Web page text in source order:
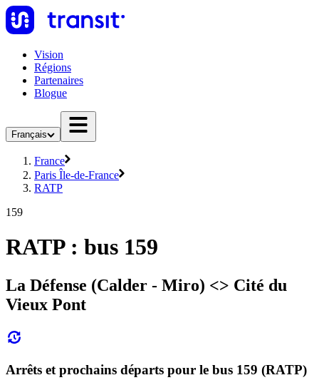
Vision
Régions
Partenaires
Blogue
Français
France
Paris Île-de-France
RATP
159
RATP : bus 159
La Défense (Calder - Miro) <> Cité du
Vieux Pont
Arrêts et prochains départs pour le bus 159 (RATP)